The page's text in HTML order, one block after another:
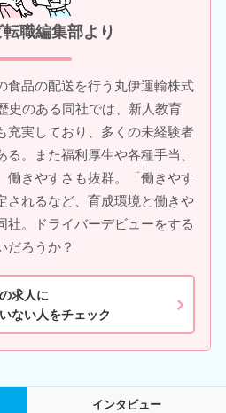
職編集部より
食品の配送を行う丸伊運輸株式
史のある同社では、新人教育
充実しており、多くの未経験者
。また福利厚生や各種手当、
働きやすさも抜群。「働きやす
されるなど、育成環境と働きや
社。ドライバーデビューをする
だろうか？
求人に
ない人をチェック
インタビュー